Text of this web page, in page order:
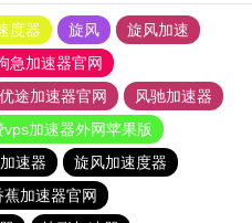
度器 旋风
旋风加速
急加速器官网
优途加速器官网
风驰加速器
vps加速器外网苹果版
速器
旋风加速度器
蕉加速器官网